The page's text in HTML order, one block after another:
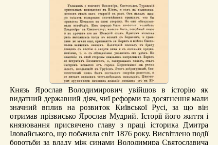
Князь Ярослав Володимирович увійшов в історію як
видатний державний діяч, чиї реформи та досягнення мали
значний вплив на розвиток Київської Русі, за що він
отримав прізвисько Ярослав Мудрий. Історії його життя і
князювання присвячено главу з праці історика Дмитра
Іловайського, що побачила світ 1876 року. Висвітлено події
боротьби за владу між синами Володимира Святославича